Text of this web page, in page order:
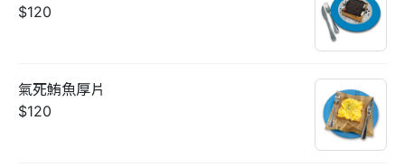
$120
氣死鮪魚厚片
$120